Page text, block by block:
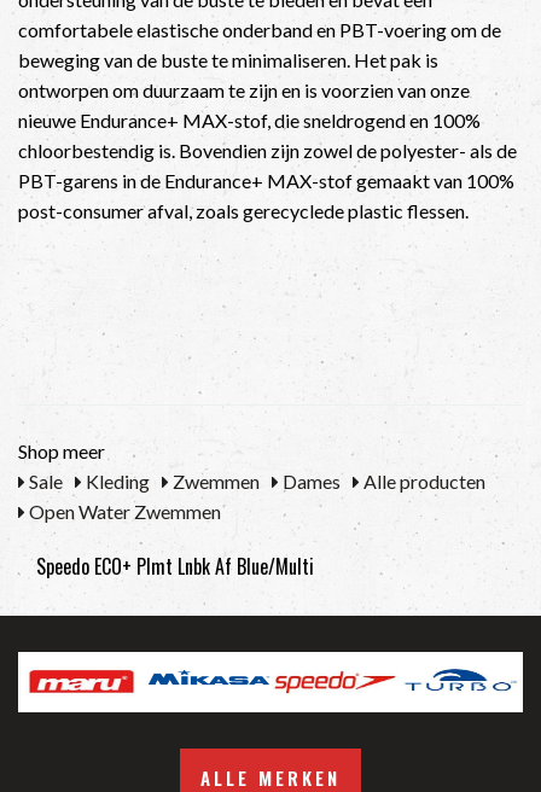
comfortabele elastische onderband en PBT-voering om de
beweging van de buste te minimaliseren. Het pak is
ontworpen om duurzaam te zijn en is voorzien van onze
nieuwe Endurance+ MAX-stof, die sneldrogend en 100%
chloorbestendig is. Bovendien zijn zowel de polyester- als de
PBT-garens in de Endurance+ MAX-stof gemaakt van 100%
post-consumer afval, zoals gerecyclede plastic flessen.
Shop meer
Sale
Kleding Zwemmen Dames
Alle producten
Open Water Zwemmen
Speedo ECO+ Plmt Lnbk Af Blue/Multi
ALLE MERKEN